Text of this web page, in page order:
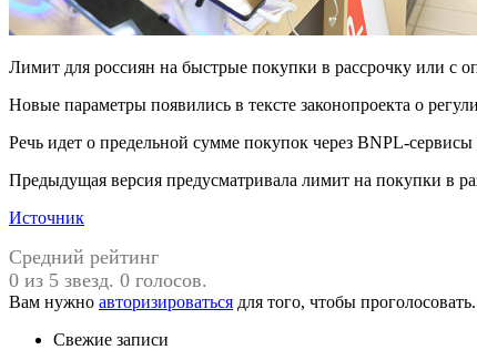
Лимит для россиян на быстрые покупки в рассрочку или с
Новые параметры появились в тексте законопроекта о
Речь идет о предельной сумме покупок через BNPL-
Предыдущая версия предусматривала лимит на покупки в
Источник
Средний рейтинг
0 из 5 звезд. 0 голосов.
Вам нужно авторизироваться для того, чтобы проголосовать.
Свежие записи